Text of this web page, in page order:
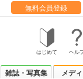
無料会員登録
はじめて ヘル
雑誌・写真集 メデ